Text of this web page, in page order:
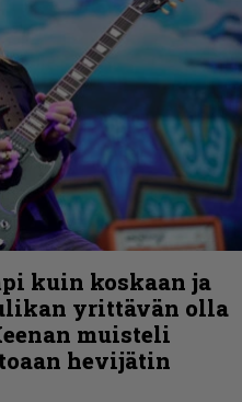
kuin koskaan ja
yrittävän olla
muisteli
hevijätin